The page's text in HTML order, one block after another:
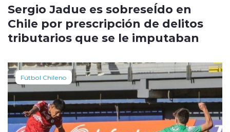
Sergio Jadue es sobreseÍdo en
Chile por prescripción de delitos
tributarios que se le imputaban
Fútbol Chileno